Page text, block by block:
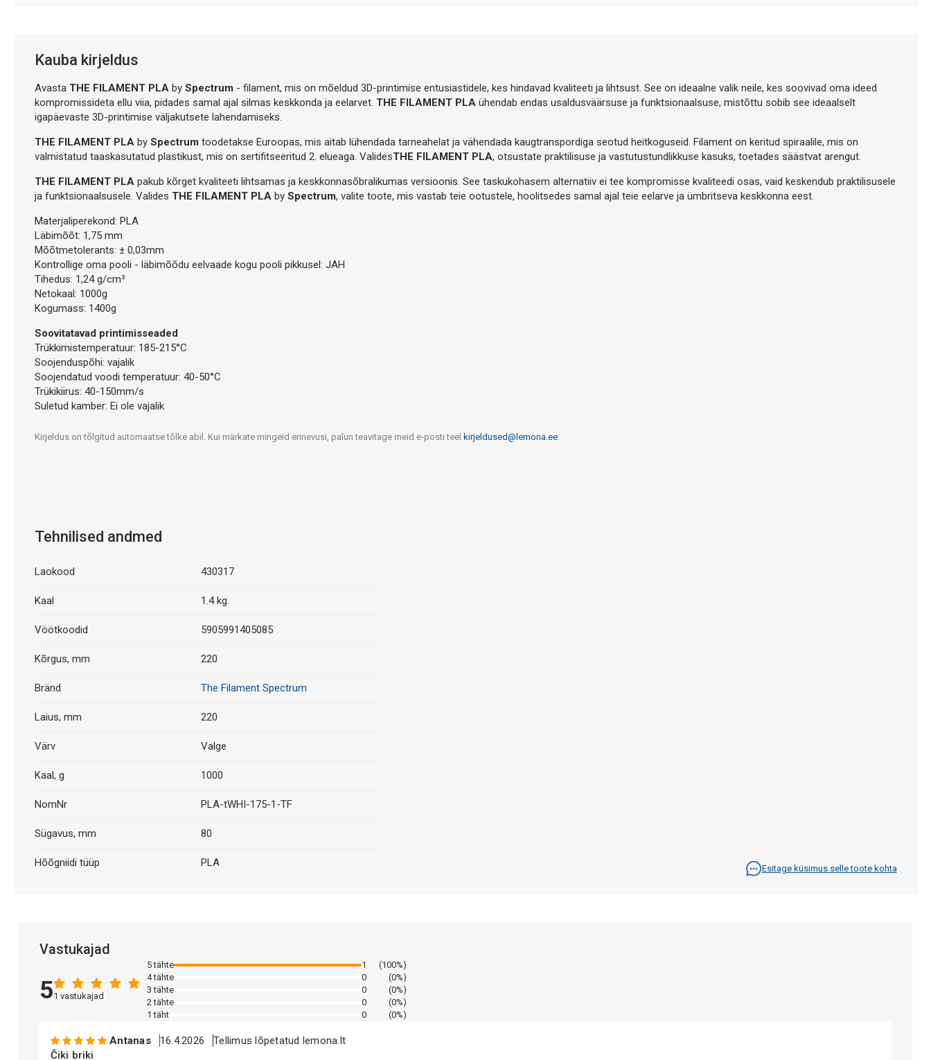
Kauba kirjeldus
Avasta THE FILAMENT PLAby Spectrum - filament, mis on mõeldud 3D-printimise entusiastidele, kes hindavad kvaliteeti ja lihtsust. See on ideaalne valik neile, kes soovivad oma ideed
kompromissideta ellu viia, pidades samal ajal silmas keskkonda ja eelarvet. THE FILAMENT PLAühendab endas usaldusväärsuse ja funktsionaalsuse, mistõttu sobib see ideaalselt
igapäevaste 3D-printimise väljakutsete lahendamiseks.
THE FILAMENT PLAby Spectrum toodetakse Euroopas, mis aitab lühendada tarneahelat ja vähendada kaugtranspordiga seotud heitkoguseid. Filament on keritud spiraalile, mis on
valmistatud taaskasutatud plastikust, mis on sertifitseeritud 2. elueaga. ValidesTHE FILAMENT PLA, otsustate praktilisuse ja vastutustundlikkuse kasuks, toetades säästvat arengut.
THE FILAMENT PLApakub kõrget kvaliteeti lihtsamas ja keskkonnasõbralikumas versioonis. See taskukohasem alternatiiv ei tee kompromisse kvaliteedi osas, vaid keskendub praktilisusele
ja funktsionaalsusele. Valides THE FILAMENT PLA by Spectrum, valite toote, mis vastab teie ootustele, hoolitsedes samal ajal teie eelarve ja ümbritseva keskkonna eest.
Materjaliperekond: PLA
Läbimõõt: 1,75 mm
Mõõtmetolerants: ± 0,03mm
Kontrollige oma pooli - läbimõõdu eelvaade kogu pooli pikkusel: JAH
Tihedus: 1,24 g/cm³
Netokaal: 1000g
Kogumass: 1400g
Soovitatavad printimisseaded
Trükkimistemperatuur: 185-215°C
Soojenduspõhi: vajalik
Soojendatud voodi temperatuur: 40-50°C
Trükikiirus: 40-150mm/s
Suletud kamber: Ei ole vajalik
Kirjeldus on tõlgitud automaatse tõlke abil. Kui märkate mingeid erinevusi, palun teavitage meid e-posti teel kirjeldused@lemona.ee.
Tehnilised andmed
Laokood 430317
Kaal 1.4 kg.
Vöötkoodid 5905991405085
Kõrgus, mm 220
Bränd The Filament Spectrum
Laius, mm 220
Värv Valge
Kaal, g 1000
NomNr PLA-tWHI-175-1-TF
Sügavus, mm 80
Hõõgniidi tüüp PLA Esitage küsimus selle toote kohta
Vastukajad
51 vastukajad
5 tähte 1
(100%)
4 tähte
0
(0%)
3 tähte
0
(0%)
2 tähte
0
(0%)
1 täht
0 (0%)
Antanas 16.4.2026
Tellimus lõpetatud lemona.lt
Čiki briki